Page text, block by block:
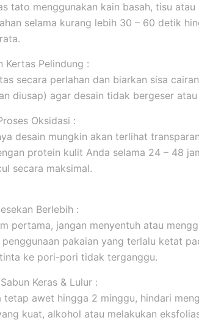
tato menggunakan kain basah, tisu
selama kurang lebih 30 – 60 detik
Kertas Pelindung :
secara perlahan dan biarkan sisa
diusap) agar desain tidak bergeser atau
Oksidasi :
desain mungkin akan terlihat
protein kulit Anda selama 24 – 48
secara maksimal.
Berlebih :
pertama, jangan menyentuh atau
penggunaan pakaian yang terlalu ketat
ke pori-pori tidak terganggu.
Keras & Lulur :
tetap awet hingga 2 minggu, hindari
kuat, alkohol atau melakukan